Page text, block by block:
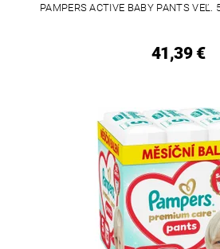
PAMPERS ACTIVE BABY PANTS VEĽ.
41,39 €